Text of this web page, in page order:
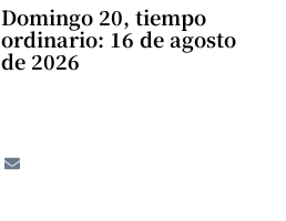
Domingo 20, tiempo
ordinario: 16 de agosto
de 2026